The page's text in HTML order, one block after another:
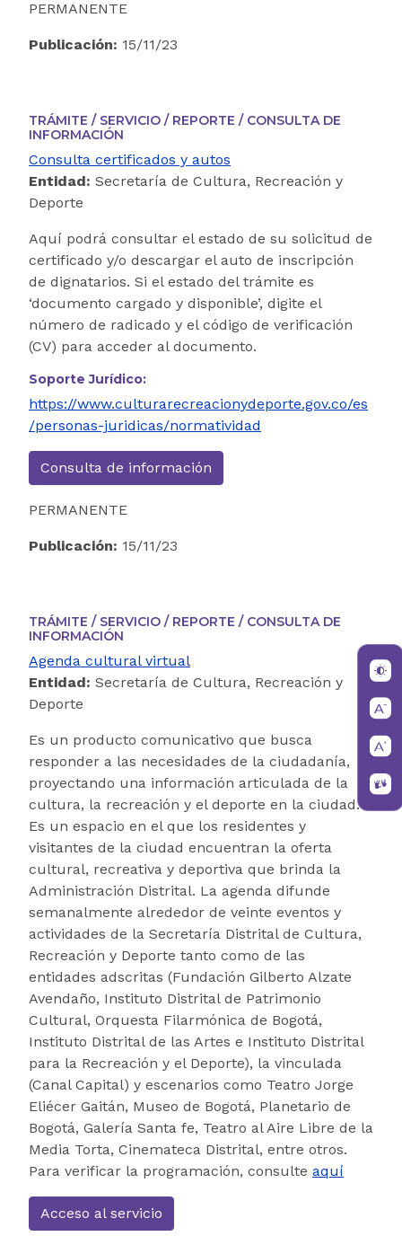
PERMANENTE
Publicación: 15/11/23
TRÁMITE / SERVICIO / REPORTE / CONSULTA DE
INFORMACIÓN
Consulta certificados y autos
Entidad: Secretaría de Cultura, Recreación y
Deporte
Aquí podrá consultar el estado de su solicitud de
certificado y/o descargar el auto de inscripción
de dignatarios. Si el estado del trámite es
‘documento cargado y disponible’, digite el
número de radicado y el código de verificación
(CV) para acceder al documento.
Soporte Jurídico:
https://www.culturarecreacionydeporte.gov.co/es
/personas-juridicas/normatividad
Consulta de información
PERMANENTE
Publicación: 15/11/23
TRÁMITE / SERVICIO / REPORTE / CONSULTA DE
INFORMACIÓN
Agenda cultural virtual
Entidad: Secretaría de Cultura, Recreación y
Deporte
Es un producto comunicativo que busca
responder a las necesidades de la ciudadanía,
proyectando una información articulada de la
cultura, la recreación y el deporte en la ciudad.
Es un espacio en el que los residentes y
visitantes de la ciudad encuentran la oferta
cultural, recreativa y deportiva que brinda la
Administración Distrital. La agenda difunde
semanalmente alrededor de veinte eventos y
actividades de la Secretaría Distrital de Cultura,
Recreación y Deporte tanto como de las
entidades adscritas (Fundación Gilberto Alzate
Avendaño, Instituto Distrital de Patrimonio
Cultural, Orquesta Filarmónica de Bogotá,
Instituto Distrital de las Artes e Instituto Distrital
para la Recreación y el Deporte), la vinculada
(Canal Capital) y escenarios como Teatro Jorge
Eliécer Gaitán, Museo de Bogotá, Planetario de
Bogotá, Galería Santa fe, Teatro al Aire Libre de la
Media Torta, Cinemateca Distrital, entre otros.
Para verificar la programación, consulte aquí
Acceso al servicio